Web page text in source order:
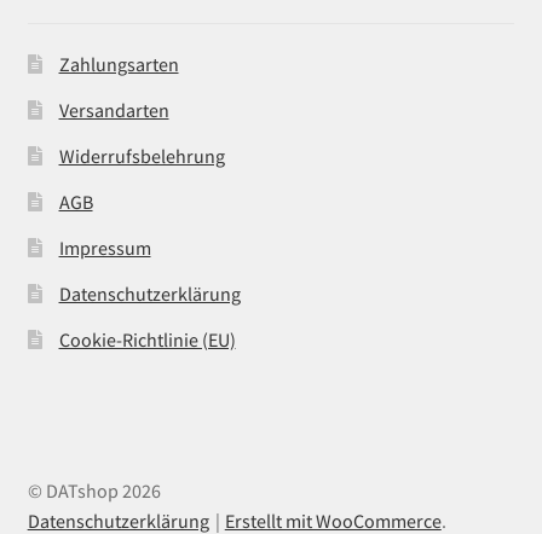
Zahlungsarten
Versandarten
Widerrufsbelehrung
AGB
Impressum
Datenschutzerklärung
Cookie-Richtlinie (EU)
© DATshop 2026
Datenschutzerklärung
Erstellt mit WooCommerce.